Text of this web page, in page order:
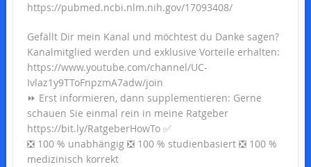
https://pubmed.ncbi.nlm.nih.gov/17093408/
Gefällt Dir mein Kanal und möchtest du Danke sagen?
Kanalmitglied werden und exklusive Vorteile erhalten:
https://www.youtube.com/channel/UC-
Ivlaz1y9TToFnpzmA7adw/join
⏩ Erst informieren, dann supplementieren: Gerne
schauen Sie einmal rein in meine Ratgeber
https://bit.ly/RatgeberHowTo ✅
❎ 100 % unabhängig ❎ 100 % studienbasiert ❎ 100 %
medizinisch korrekt